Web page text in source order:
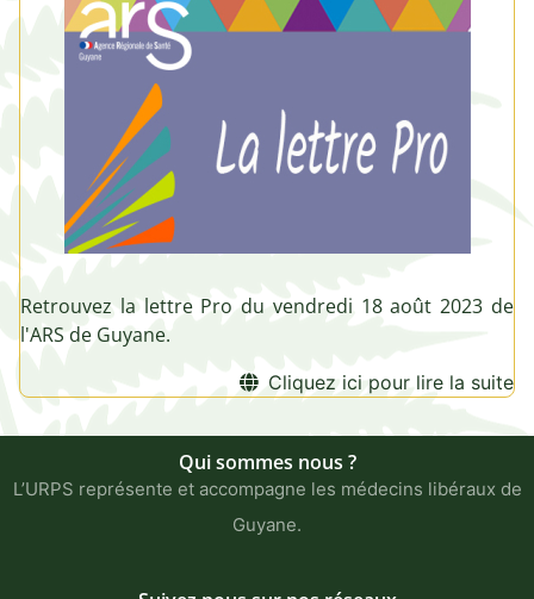
Retrouvez la lettre Pro du vendredi 18 août 2023 de
l'ARS de Guyane.
Cliquez ici pour lire la suite
Qui sommes nous ?
L’URPS représente et accompagne les médecins libéraux de
Guyane.